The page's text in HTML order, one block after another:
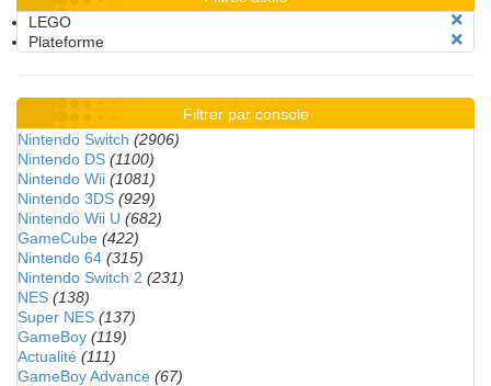
LEGO
Plateforme
Filtrer par console
Nintendo Switch (2906)
Nintendo DS (1100)
Nintendo Wii (1081)
Nintendo 3DS (929)
Nintendo Wii U (682)
GameCube (422)
Nintendo 64 (315)
Nintendo Switch 2 (231)
NES (138)
Super NES (137)
GameBoy (119)
Actualité (111)
GameBoy Advance (67)